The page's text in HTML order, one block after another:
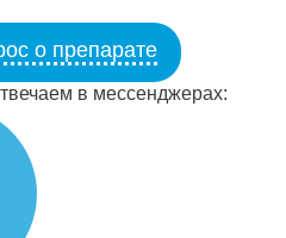
о препарате
в мессенджерах: